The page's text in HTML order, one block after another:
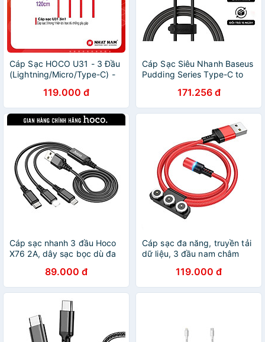
Cáp Sạc HOCO U31 - 3 Đầu
(Lightning/Micro/Type-C) -
119.000 đ
Cáp Sạc Siêu Nhanh Baseus
Pudding Series Type-C to
171.256 đ
Cáp sạc nhanh 3 đầu Hoco
X76 2A, dây sạc bọc dù đa
hàng chính hãng
89.000 đ
Cáp sạc đa năng, truyền tải
dữ liệu, 3 đầu nam châm
119.000 đ